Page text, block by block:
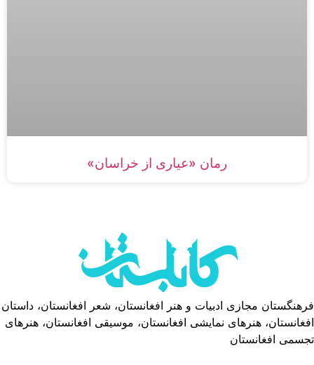
رمان «عیاری از خراسان»
فرهنگستان مجازی ادبیات و هنر افغانستان، شعر افغانستان، داستان
افغانستان، هنرهای نمایشی افغانستان، موسیقی افغانستان، هنرهای
تجسمی افغانستان